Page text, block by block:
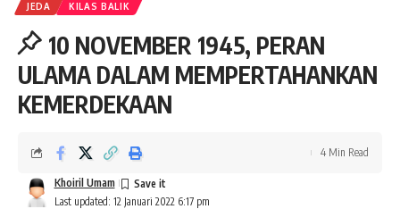
JEDA KILAS BALIK
10 NOVEMBER 1945, PERAN
ULAMA DALAM MEMPERTAHANKAN
KEMERDEKAAN
Last updated: 12 Januari 2022 6:17 pm
Khoiril Umam
4 Min Read